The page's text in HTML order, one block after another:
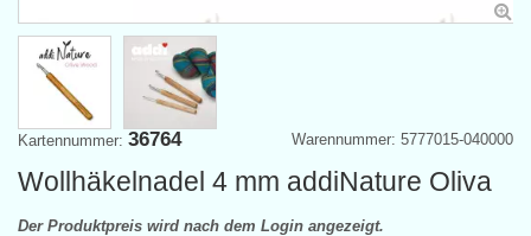
Warennummer: 5777015-040000
Kartennummer: 36764
Wollhäkelnadel 4 mm addiNature Oliva
Der Produktpreis wird nach dem Login angezeigt.